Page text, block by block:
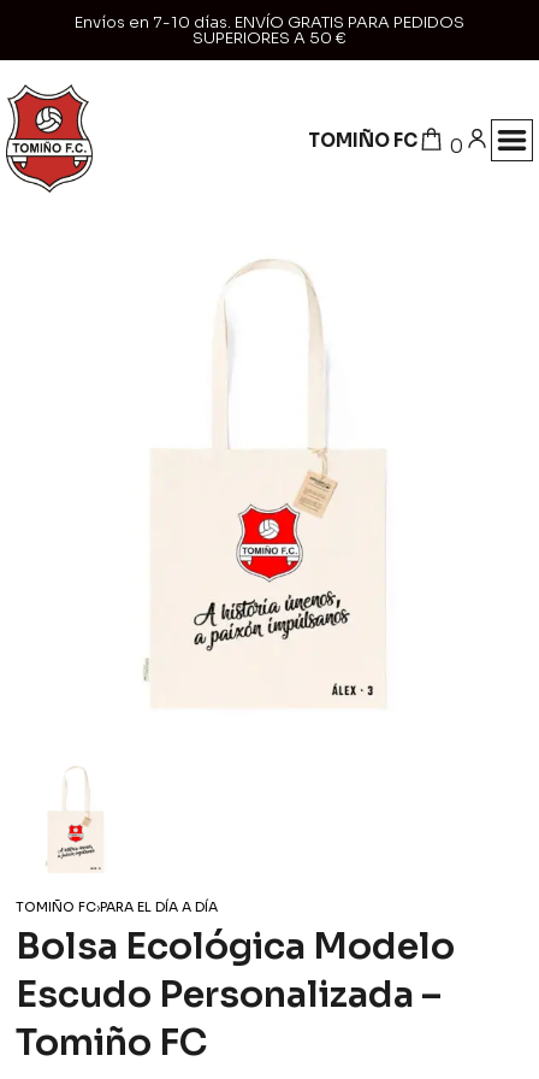
Envíos en 7-10 días. ENVÍO GRATIS PARA PEDIDOS
SUPERIORES A 50 €
TOMIÑO FC 0
TOMIÑO FC›PARA EL DÍA A DÍA
Bolsa Ecológica Modelo
Escudo Personalizada –
Tomiño FC